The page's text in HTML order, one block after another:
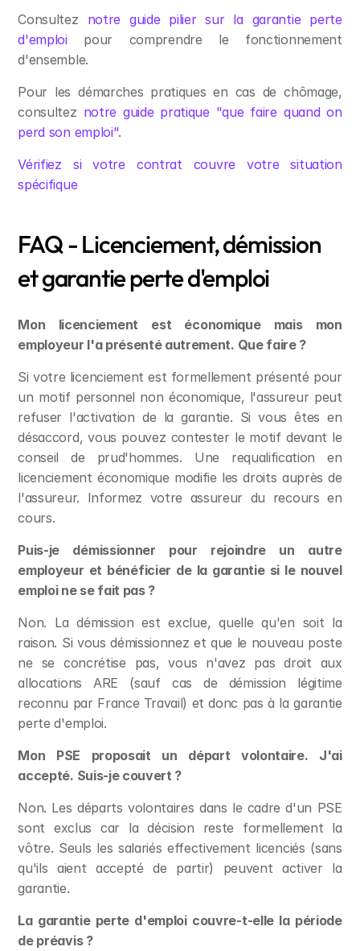
Consultez notre guide pilier sur la garantie perte
d'emploi pour comprendre le fonctionnement
d'ensemble.
Pour les démarches pratiques en cas de chômage,
consultez notre guide pratique "que faire quand on
perd son emploi".
Vérifiez si votre contrat couvre votre situation
spécifique
FAQ - Licenciement, démission
et garantie perte d'emploi
Mon licenciement est économique mais mon
employeur l'a présenté autrement. Que faire ?
Si votre licenciement est formellement présenté pour
un motif personnel non économique, l'assureur peut
refuser l'activation de la garantie. Si vous êtes en
désaccord, vous pouvez contester le motif devant le
conseil de prud'hommes. Une requalification en
licenciement économique modifie les droits auprès de
l'assureur. Informez votre assureur du recours en
cours.
Puis-je démissionner pour rejoindre un autre
employeur et bénéficier de la garantie si le nouvel
emploi ne se fait pas ?
Non. La démission est exclue, quelle qu'en soit la
raison. Si vous démissionnez et que le nouveau poste
ne se concrétise pas, vous n'avez pas droit aux
allocations ARE (sauf cas de démission légitime
reconnu par France Travail) et donc pas à la garantie
perte d'emploi.
Mon PSE proposait un départ volontaire. J'ai
accepté. Suis-je couvert ?
Non. Les départs volontaires dans le cadre d'un PSE
sont exclus car la décision reste formellement la
vôtre. Seuls les salariés effectivement licenciés (sans
qu'ils aient accepté de partir) peuvent activer la
garantie.
La garantie perte d'emploi couvre-t-elle la période
de préavis ?